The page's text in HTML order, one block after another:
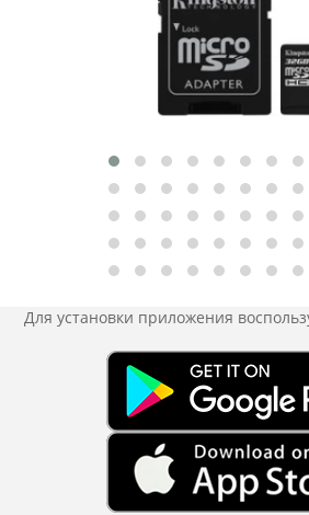
Для установки приложения